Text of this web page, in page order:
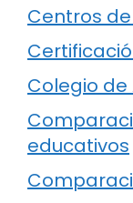
Centros
Colegio
educativos